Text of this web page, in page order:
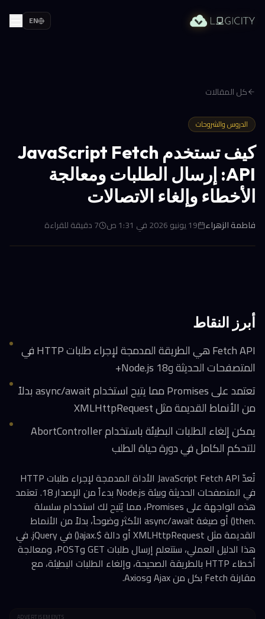
EN
كل المقالات
الدروس والشروحات
كيف تستخدم JavaScript Fetch
API: إرسال الطلبات ومعالجة
الأخطاء وإلغاء الاتصالات
فاطمة الزهراء 19 يونيو 2026 في 1:31 ص 7دقيقة للقراءة
أبرز النقاط
Fetch API هي الطريقة المدمجة لإجراء طلبات HTTP في
المتصفحات الحديثة وNode.js 18+
تعتمد على Promises مما يتيح استخدام async/await بدلاً
من الأنماط القديمة مثل XMLHttpRequest
يمكن إلغاء الطلبات البطيئة باستخدام AbortController
للتحكم الكامل في دورة حياة الطلب
تُعدّ JavaScript Fetch API الأداة المدمجة لإجراء طلبات HTTP
في المتصفحات الحديثة وبيئة Node.js بدءاً من الإصدار 18. تعتمد
هذه الواجهة على Promises، مما يُتيح لك استخدام سلسلة
.then() أو صيغة async/await الأكثر وضوحاً، بدلاً من الأنماط
القديمة مثل XMLHttpRequest أو دالة $.ajax() في jQuery. في
هذا الدليل العملي، ستتعلم إرسال طلبات GET وPOST، ومعالجة
أخطاء HTTP بالطريقة الصحيحة، وإلغاء الطلبات البطيئة، مع
مقارنة Fetch بكل من Ajax وAxios.
ADVERTISEMENTS